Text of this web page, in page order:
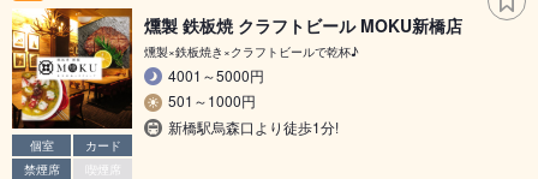
個室
カード
禁煙席
喫煙席
燻製 鉄板焼 クラフトビール MOKU新橋店
燻製×鉄板焼き×クラフトビールで乾杯♪
4001～5000円
501～1000円
新橋駅烏森口より徒歩1分!